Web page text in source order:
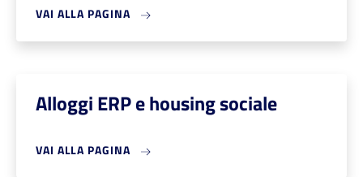
VAI ALLA PAGINA
Alloggi ERP e housing sociale
VAI ALLA PAGINA